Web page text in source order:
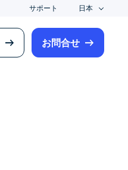
サポート 日本
お問合せ